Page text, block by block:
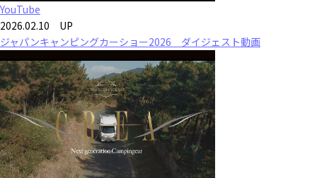
YouTube
2026.02.10 UP
ジャパンキャンピングカーショー2026 ダイジェスト動画